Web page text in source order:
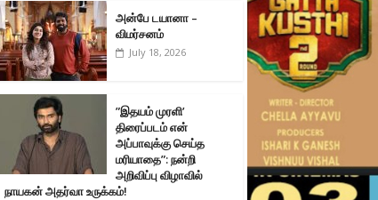
அன்பே டயானா –
விமர்சனம்
July 18, 2026
”இதயம் முரளி’
திரைப்படம் என்
அப்பாவுக்கு செய்த
மரியாதை”: நன்றி
அறிவிப்பு விழாவில்
நாயகன் அதர்வா உருக்கம்!